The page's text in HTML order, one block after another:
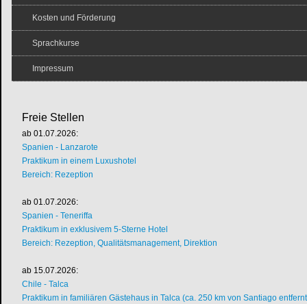
Kosten und Förderung
Sprachkurse
Impressum
Freie Stellen
ab 01.07.2026:
Spanien - Lanzarote
Praktikum in einem Luxushotel
Bereich: Rezeption
ab 01.07.2026:
Spanien - Teneriffa
Praktikum in exklusivem 5-Sterne Hotel
Bereich: Rezeption, Qualitätsmanagement, Direktion
ab 15.07.2026:
Chile - Talca
Praktikum in familiären Gästehaus in Talca (ca. 250 km von Santiago